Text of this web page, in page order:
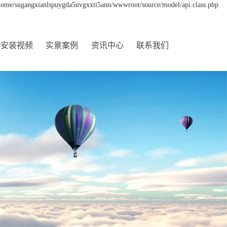
sugangxianlspuygda5nvgxxti5ann/wwwroot/source/model/api.class.php
安装视频 实景案例 资讯中心 联系我们